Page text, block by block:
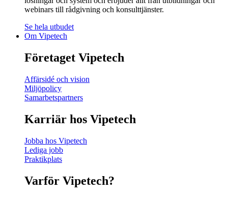
webinars till rådgivning och konsulttjänster.
Se hela utbudet
Om Vipetech
Företaget Vipetech
Affärsidé och vision
Miljöpolicy
Samarbetspartners
Karriär hos Vipetech
Jobba hos Vipetech
Lediga jobb
Praktikplats
Varför Vipetech?